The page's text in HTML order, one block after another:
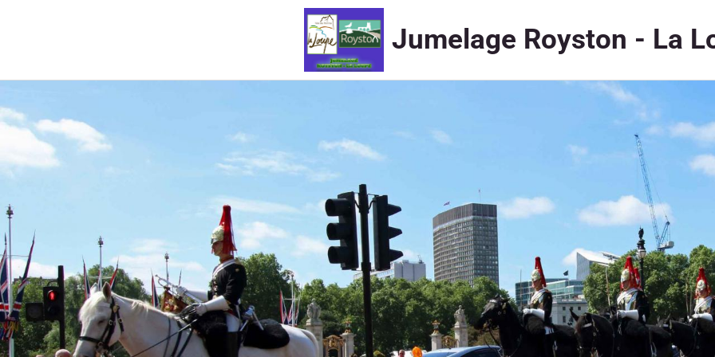
Jumelage Royston - La